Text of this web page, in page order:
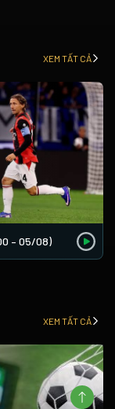
XEM TẤT CẢ
– 05/08)
XEM TẤT CẢ